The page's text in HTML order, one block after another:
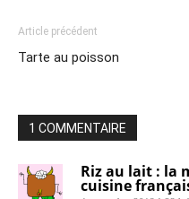
Article précédent
Tarte au poisson
1 COMMENTAIRE
Riz au lait : la
cuisine